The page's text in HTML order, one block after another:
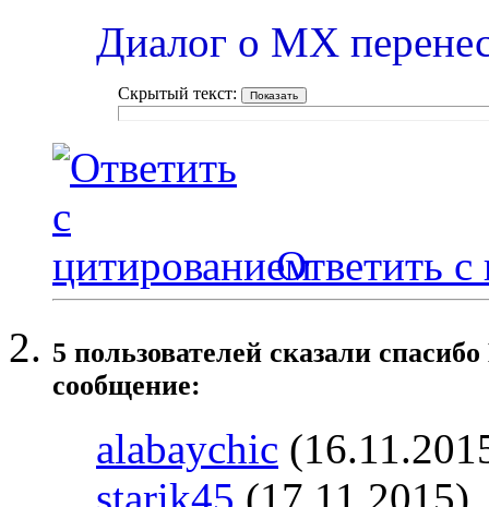
Диалог о МХ
Скрытый текст:
Ответить с
5 пользователей сказали
сообщение:
alabaychic
starik45